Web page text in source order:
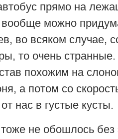
прямо на
можно
во всяком случае,
то очень
похожим на
а потом со
нас в густые кусты.
не обошлось без